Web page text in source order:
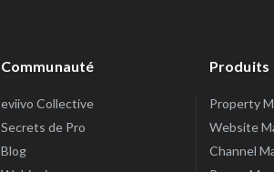
Communauté
eviivo Collective
Secrets de Pro
Blog
Produits
Property
Website
Channel